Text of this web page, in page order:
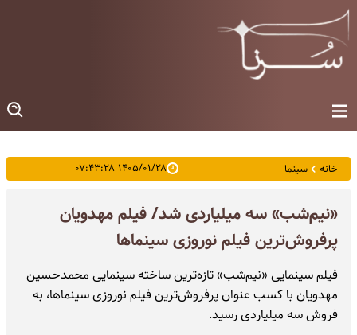
خانه سینما ۱۴۰۵/۰۱/۲۸ ۰۷:۴۳:۲۸
«نیم‌شب» سه میلیاردی شد/ فیلم مهدویان
پرفروش‌ترین فیلم نوروزی سینماها
فیلم سینمایی «نیم‌شب» تازه‌ترین ساخته سینمایی محمدحسین
مهدویان با کسب عنوان پرفروش‌ترین فیلم نوروزی سینماها، به
فروش سه میلیاردی رسید.